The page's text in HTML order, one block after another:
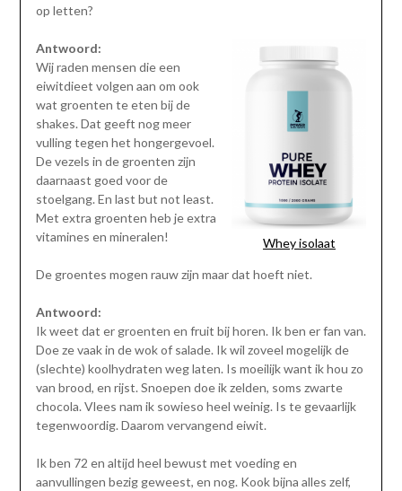
op letten?
Whey isolaat
Antwoord:
Wij raden mensen die een
eiwitdieet volgen aan om ook
wat groenten te eten bij de
shakes. Dat geeft nog meer
vulling tegen het hongergevoel.
De vezels in de groenten zijn
daarnaast goed voor de
stoelgang. En last but not least.
Met extra groenten heb je extra
vitamines en mineralen!
De groentes mogen rauw zijn maar dat hoeft niet.
Antwoord:
Ik weet dat er groenten en fruit bij horen. Ik ben er fan van.
Doe ze vaak in de wok of salade. Ik wil zoveel mogelijk de
(slechte) koolhydraten weg laten. Is moeilijk want ik hou zo
van brood, en rijst. Snoepen doe ik zelden, soms zwarte
chocola. Vlees nam ik sowieso heel weinig. Is te gevaarlijk
tegenwoordig. Daarom vervangend eiwit.
Ik ben 72 en altijd heel bewust met voeding en
aanvullingen bezig geweest, en nog. Kook bijna alles zelf,